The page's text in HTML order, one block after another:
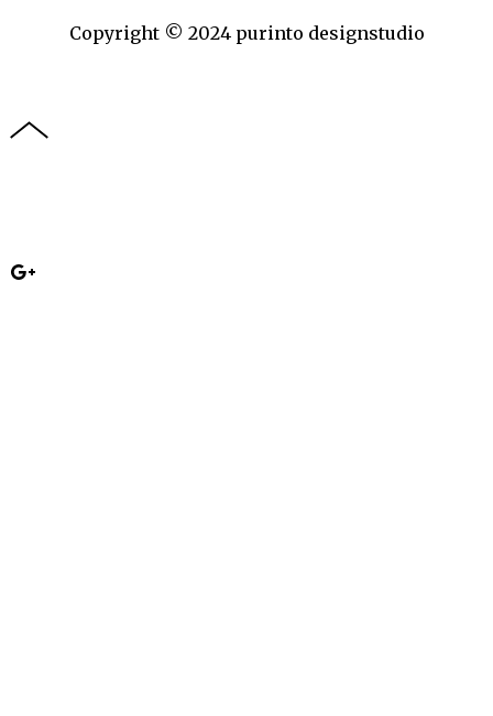
Copyright © 2024 purinto designstudio